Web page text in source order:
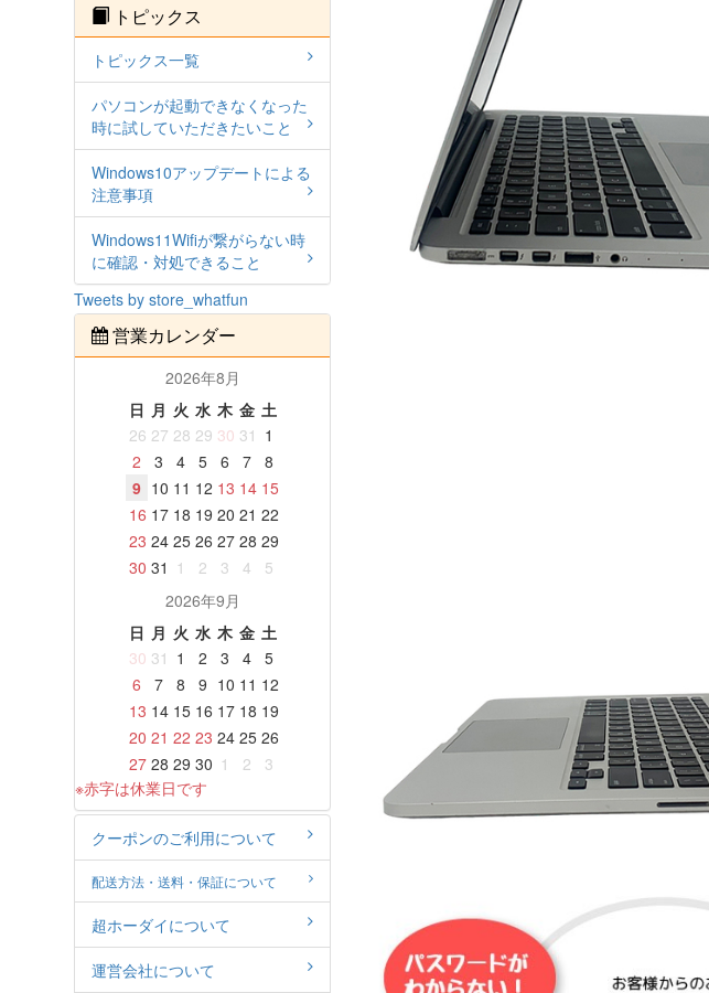
トピックス
トピックス一覧
パソコンが起動できなくなった
時に試していただきたいこと
Windows10アップデートによる
注意事項
Windows11Wifiが繋がらない時
に確認・対処できること
Tweets by store_whatfun
営業カレンダー
2026年8月
日 月 火 水 木 金 土
26 27 28 29 30 31 1
2
3 4 5 6 7
8
9 10 11 12 13 14 15
16 17 18 19 20 21 22
23 24 25 26 27 28 29
30 31 1 2 3 4
5
2026年9月
日 月 火 水 木 金 土
30 31 1 2 3 4
5
6
7 8 9 10 11 12
13 14 15 16 17 18 19
20 21 22 23 24 25 26
27 28 29 30 1 2
3
※赤字は休業日です
クーポンのご利用について
配送方法・送料・保証について
超ホーダイについて
運営会社について